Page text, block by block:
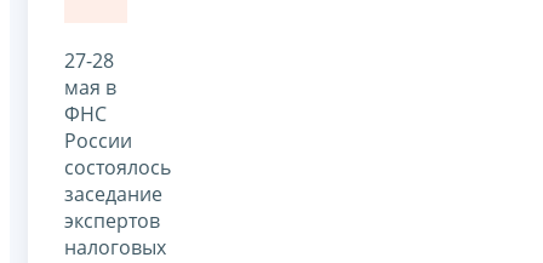
27-28
мая в
ФНС
России
состоялось
заседание
экспертов
налоговых